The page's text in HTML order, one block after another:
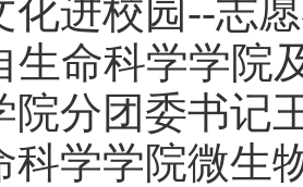
化进校园--志
生命科学学院
院分团委书记
科学学院微生